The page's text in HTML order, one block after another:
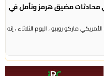
محادثات مضيق هرمز ونأمل في
ماركو روبيو ، اليوم الثلاثاء ، إنه